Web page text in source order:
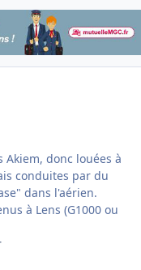
Akiem, donc louées à
conduites par du
dans l'aérien.
à Lens (G1000 ou